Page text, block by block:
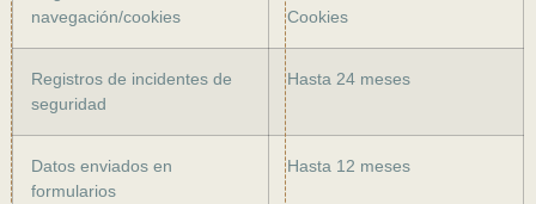
navegación/cookies
Cookies
Registros de incidentes de
seguridad
Hasta 24 meses
Datos enviados en
formularios
Hasta 12 meses